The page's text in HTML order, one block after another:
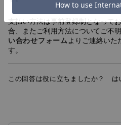
支払い方法は事前登録制となって
合、またご利用方法についてご不
い合わせフォーム よりご連絡いた
す。
この回答は役に立ちましたか？ は